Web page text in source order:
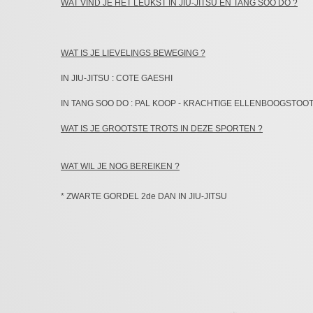
​WAT VIND JE HET LEUKST IN JIU-JITSU EN TANG SOO DO ?
WAT IS JE LIEVELINGS BEWEGING ?
IN JIU-JITSU : COTE GAESHI
IN TANG SOO DO : PAL KOOP - KRACHTIGE ELLENBOOGSTOOT
​WAT IS JE GROOTSTE TROTS IN DEZE SPORTEN ?
WAT WIL JE NOG BEREIKEN ?
* ZWARTE GORDEL 2de DAN IN JIU-JITSU